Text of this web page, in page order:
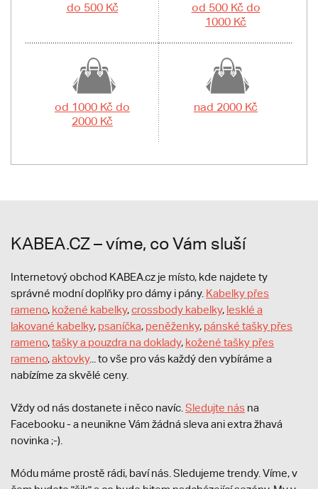
do 500 Kč
od 500 Kč do
1000 Kč
od 1000 Kč do
2000 Kč
nad 2000 Kč
KABEA.CZ – víme, co Vám sluší
Internetový obchod KABEA.cz je místo, kde najdete ty
správné modní doplňky pro dámy i pány. Kabelky přes
rameno, kožené kabelky,crossbody kabelky, lesklé a
lakované kabelky, psaníčka, peněženky, pánské tašky přes
rameno,tašky a pouzdra na doklady, kožené tašky přes
rameno,aktovky... to vše pro vás každý den vybíráme a
nabízíme za skvělé ceny.
Vždy od nás dostanete i něco navíc. Sledujte nás na
Facebooku - a neunikne Vám žádná sleva ani extra žhavá
novinka ;-).
Módu máme prostě rádi, baví nás. Sledujeme trendy. Víme, v